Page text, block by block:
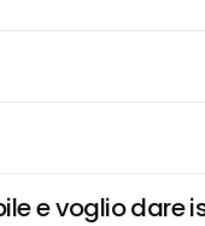
e voglio dare